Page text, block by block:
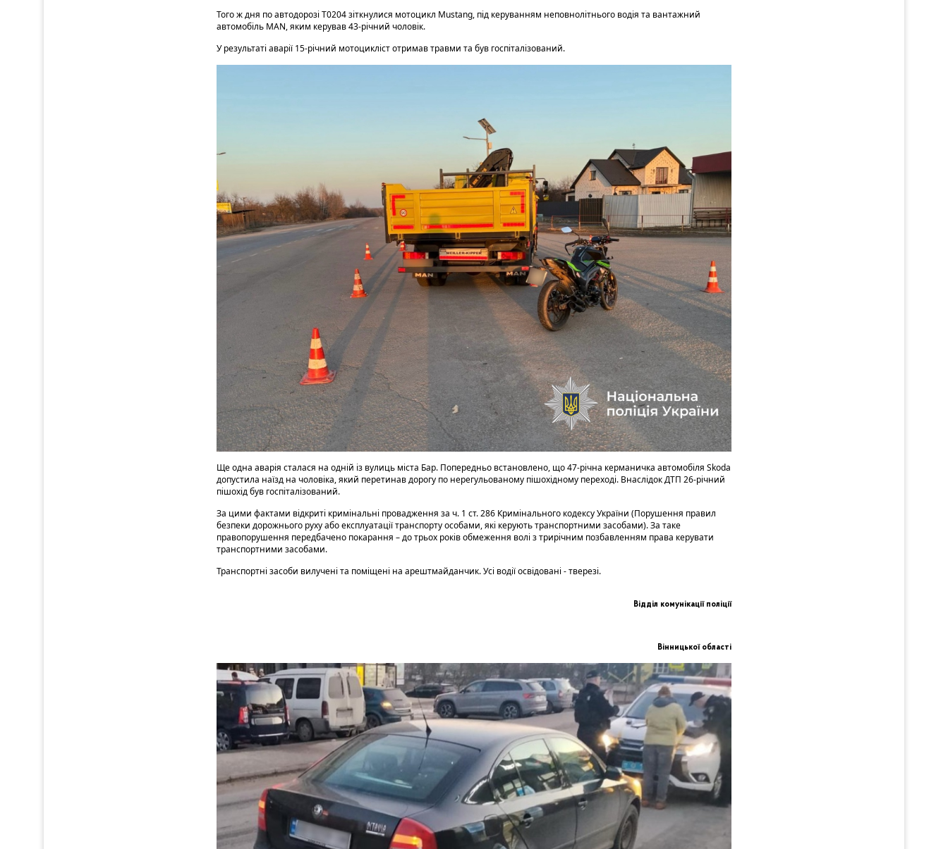
Того ж дня по автодорозі Т0204 зіткнулися мотоцикл Mustang, під керуванням неповнолітнього водія та вантажний
автомобіль MAN, яким керував 43-річний чоловік.
У результаті аварії 15-річний мотоцикліст отримав травми та був госпіталізований.
Ще одна аварія сталася на одній із вулиць міста Бар. Попередньо встановлено, що 47-річна керманичка автомобіля Skoda
допустила наїзд на чоловіка, який перетинав дорогу по нерегульованому пішохідному переході. Внаслідок ДТП 26-річний
пішохід був госпіталізований.
За цими фактами відкриті кримінальні провадження за ч. 1 ст. 286 Кримінального кодексу України (Порушення правил
безпеки дорожнього руху або експлуатації транспорту особами, які керують транспортними засобами). За таке
правопорушення передбачено покарання – до трьох років обмеження волі з трирічним позбавленням права керувати
транспортними засобами.
Транспортні засоби вилучені та поміщені на арештмайданчик. Усі водії освідовані - тверезі.
Відділ комунікації поліції
Вінницької області